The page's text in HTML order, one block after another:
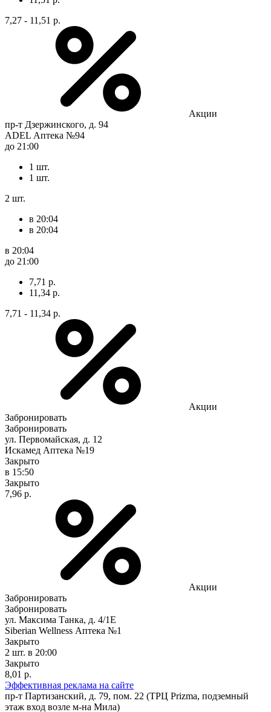
7,27 - 11,51 р.
Акции
пр-т Дзержинского, д. 94
ADEL Аптека №94
до 21:00
1 шт.
1 шт.
2 шт.
в 20:04
в 20:04
в 20:04
до 21:00
7,71 р.
11,34 р.
7,71 - 11,34 р.
Акции
Забронировать
Забронировать
ул. Первомайская, д. 12
Искамед Аптека №19
Закрыто
в 15:50
Закрыто
7,96 р.
Акции
Забронировать
Забронировать
ул. Максима Танка, д. 4/1Е
Siberian Wellness Аптека №1
Закрыто
2 шт. в 20:00
Закрыто
8,01 р.
Эффективная реклама на сайте
пр-т Партизанский, д. 79, пом. 22 (ТРЦ Prizma, подземный
этаж вход возле м-на Мила)